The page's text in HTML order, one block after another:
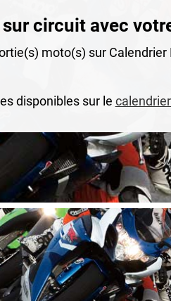
circuit avec
moto(s) sur
disponibles sur le